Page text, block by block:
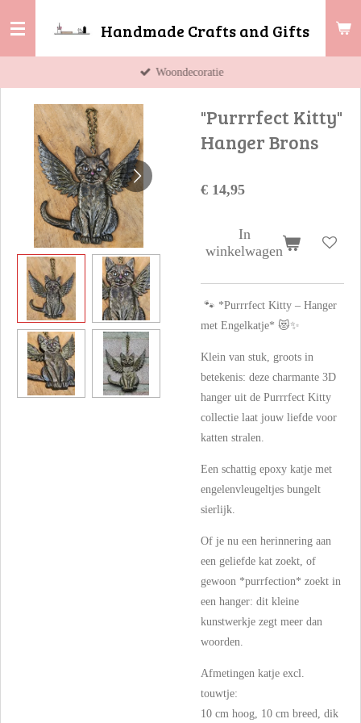
direct
naar
Handmade Crafts and Gifts
Woondecoratie
"Purrrfect Kitty"
Hanger Brons
€ 14,95
In
winkelwagen
🐾 *Purrrfect Kitty – Hanger
met Engelkatje* 😻✨
Klein van stuk, groots in
betekenis: deze charmante 3D
hanger uit de Purrrfect Kitty
collectie laat jouw liefde voor
katten stralen.
Een schattig epoxy katje met
engelenvleugeltjes bungelt
sierlijk.
Of je nu een herinnering aan
een geliefde kat zoekt, of
gewoon *purrfection* zoekt in
een hanger: dit kleine
kunstwerkje zegt meer dan
woorden.
Afmetingen katje excl.
touwtje:
10 cm hoog, 10 cm breed, dik